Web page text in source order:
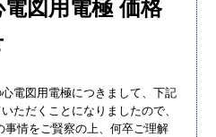
図用電極 価格
電図用電極につきまして、下記
ただくことになりましたので、
事情をご賢察の上、何卒ご理解